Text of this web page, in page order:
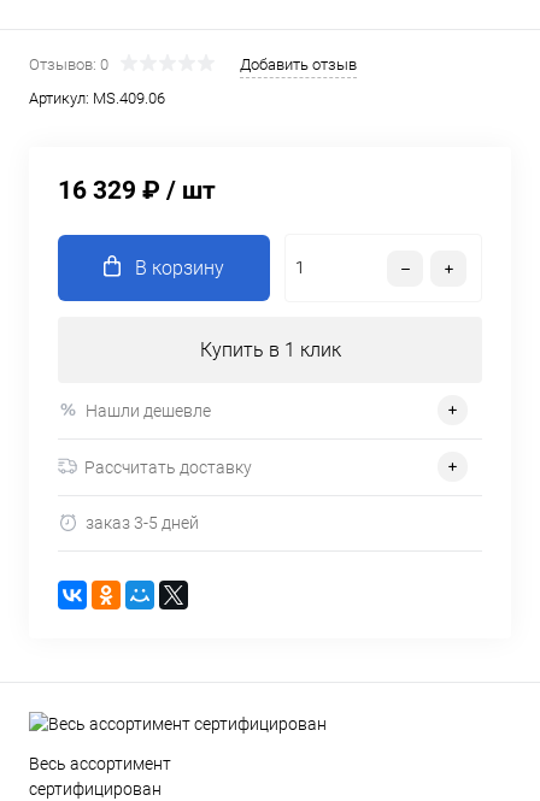
Отзывов: 0
Добавить отзыв
Артикул: MS.409.06
16 329 ₽ / шт
В корзину
Купить в 1 клик
Нашли дешевле
Рассчитать доставку
заказ 3-5 дней
Весь ассортимент
сертифицирован